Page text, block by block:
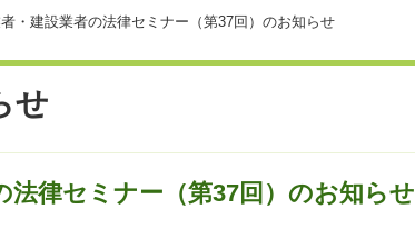
・建設業者の法律セミナー（第37回）のお知らせ
せ
法律セミナー（第37回）のお知らせ